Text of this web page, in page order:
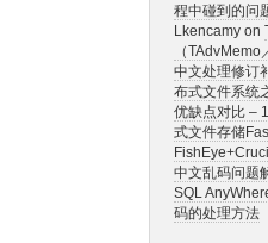
程中碰到的问
Lkencamy on
（
中文处理修订
布式文件系统
优缺点对比 – 1
式文件存储
中文乱码问题
SQL
码的处理方法